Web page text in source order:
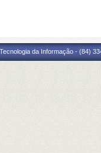
da Informação - (84)